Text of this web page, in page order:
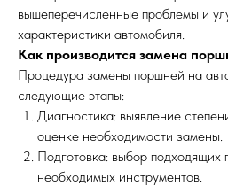
вышеперечисленные проблемы и
характеристики автомобиля.
Как производится замена
Процедура замены поршней на
следующие этапы:
Диагностика: выявление
оценке необходимости замены.
Подготовка: выбор
необходимых инструментов.